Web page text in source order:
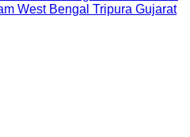
West Bengal Tripura Gujarat